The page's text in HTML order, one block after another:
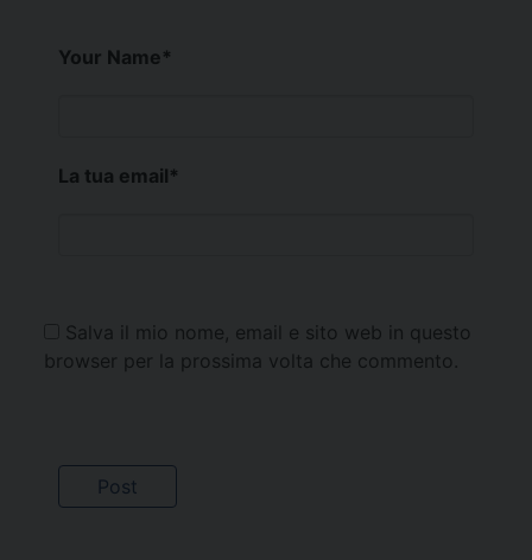
Your Name*
La tua email*
Salva il mio nome, email e sito web in questo
browser per la prossima volta che commento.